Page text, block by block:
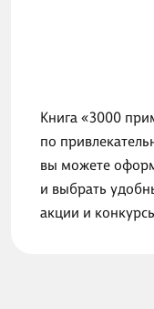
Книга «3000
по
вы можете
и выбрать
акции и